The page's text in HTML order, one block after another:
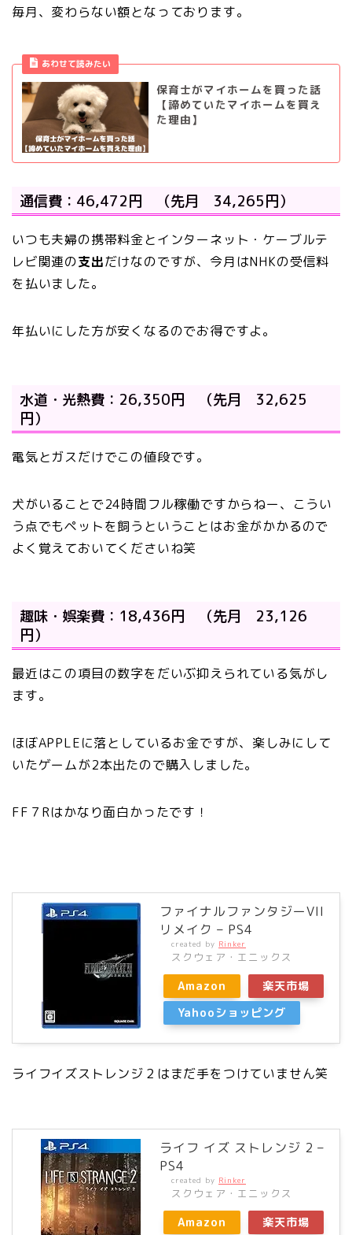
毎月、変わらない額となっております。
あわせて読みたい
保育士がマイホームを買った話
【諦めていたマイホームを買え
た理由】
通信費：46,472円 （先月 34,265円）
いつも夫婦の携帯料金とインターネット・ケーブルテ
レビ関連の支出だけなのですが、今月はNHKの受信料
を払いました。
年払いにした方が安くなるのでお得ですよ。
水道・光熱費：26,350円 （先月 32,625
円）
電気とガスだけでこの値段です。
犬がいることで24時間フル稼働ですからねー、こうい
う点でもペットを飼うということはお金がかかるので
よく覚えておいてくださいね笑
趣味・娯楽費：18,436円 （先月 23,126
円）
最近はこの項目の数字をだいぶ抑えられている気がし
ます。
ほぼAPPLEに落としているお金ですが、楽しみにして
いたゲームが2本出たので購入しました。
FF７Rはかなり面白かったです！
ファイナルファンタジーVII
リメイク – PS4
created by Rinker
スクウェア・エニックス
Amazon
楽天市場
Yahooショッピング
ライフイズストレンジ２はまだ手をつけていません笑
ライフ イズ ストレンジ 2 –
PS4
created by Rinker
スクウェア・エニックス
Amazon
楽天市場